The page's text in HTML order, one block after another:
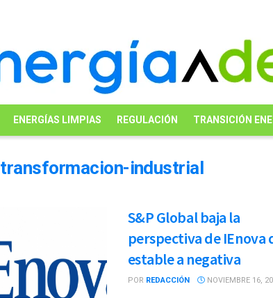
ENERGÍAS LIMPIAS REGULACIÓN TRANSICIÓN
transformacion-industrial
S&P Global baja la
perspectiva de IEnova
estable a negativa
POR REDACCIÓN NOVIEMBRE 16,